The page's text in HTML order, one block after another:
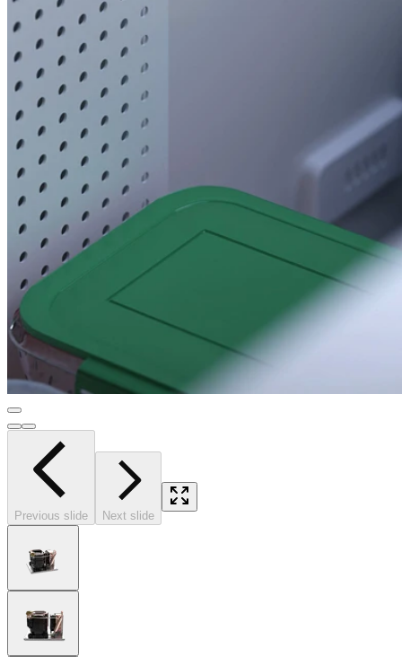
Previous slide Next slide